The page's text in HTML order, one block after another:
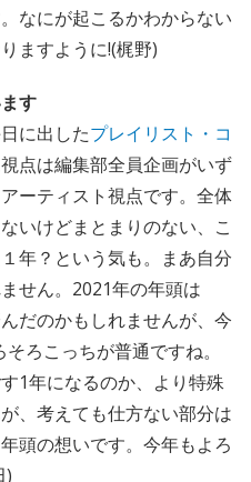
なにが起こるかわからない
ますように!(梶野)
す
に出したプレイリスト・コ
点は編集部全員企画がいず
ーティスト視点です。全体
いけどまとまりのない、こ
年？という気も。まあ自分
せん。2021年の年頭は
だのかもしれませんが、今
ろこっちが普通ですね。
1年になるのか、より特殊
、考えても仕方ない部分は
頭の想いです。今年もよろ
)